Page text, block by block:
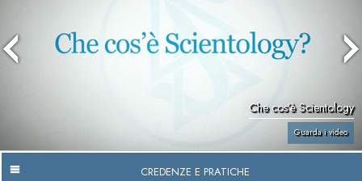
Che cos’è Scientology
Guarda i video
CREDENZE E PRATICHE